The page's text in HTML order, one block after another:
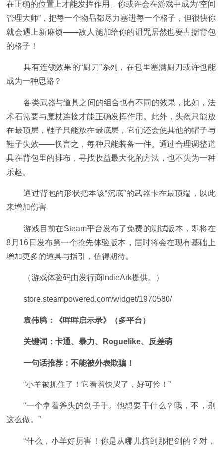
在正确的位置上才能发挥作用。你或许会在游戏中成为“空间
管理大师”，把每一个物品都尽力塞进每一个格子，但很快你
就会遇上新麻烦——敌人施加给你的诅咒居然也要占据背包
的格子！
具有连锁效果的“厨刀”系列，在包里塞满厨刀或许也能
成为一种思路？
各类武器与道具之间的组合也有不同的效果，比如，法
术石需要与魔杖连接才能正确发挥作用。此外，头盔只能放
在最顶层，鞋子只能放在最底层，它们还会使其他的帽子与
鞋子失效——换言之，每种只能装备一件。通过合理调整道
具在背包里的排布，寻找收益最大化的方法，也不失为一种
乐趣。
通过背包的形状把本该“沉底”的武器卡在最顶端，以此
来增加伤害
游戏目前在Steam平台发布了免费的测试版本，即将在
8月16日发布第一个抢先体验版本，届时将会在现有基础上
增加更多的道具与指引，值得期待。
（游戏体验码由发行商IndieArk提供。）
store.steampowered.com/widget/1970580/
袁伟腾：《咩咩启示录》（多平台）
关键词：卡通、暴力、Roguelike、反差萌
一句话推荐：不能被外表欺骗！
“小羊被抓住了！它看着快哭了，好可怜！”
“一个拿着斧头的刽子手。他想要干什么？哦，不，别
这么做。”
“什么，小羊好厉害！你是从哪儿搞到那把剑的？对，